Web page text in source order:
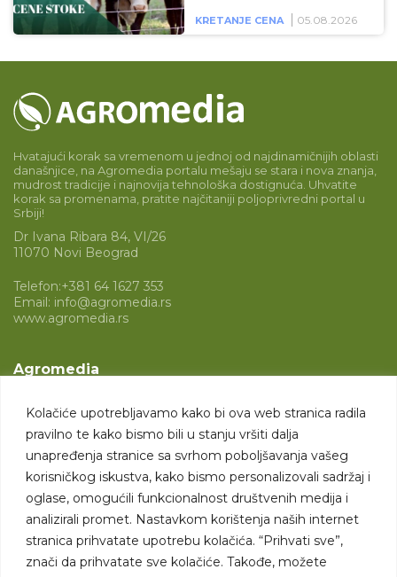
Kolačiće upotrebljavamo kako bi ova web stranica radila
pravilno te kako bismo bili u stanju vršiti dalja
unapređenja stranice sa svrhom poboljšavanja vašeg
korisničkog iskustva, kako bismo personalizovali sadržaj i
oglase, omogućili funkcionalnost društvenih medija i
analizirali promet. Nastavkom korištenja naših internet
stranica prihvatate upotrebu kolačića. “Prihvati sve”,
znači da prihvatate sve kolačiće. Takođe, možete
KRETANJE CENA 05.08.2026
Hvatajući korak sa vremenom u jednoj od najdinamičnijih oblasti
današnjice, na Agromedia portalu mešaju se stara i nova znanja,
mudrost tradicije i najnovija tehnološka dostignuća. Uhvatite
korak sa promenama, pratite najčitaniji poljoprivredni portal u
Srbiji!
Dr Ivana Ribara 84, VI/26
11070 Novi Beograd
Telefon:+381 64 1627 353
Email: info@agromedia.rs
www.agromedia.rs
Agromedia
Svet poljoprivrede
Marketing usluge
Tražimo saradnike
Kontakt
Kontakt